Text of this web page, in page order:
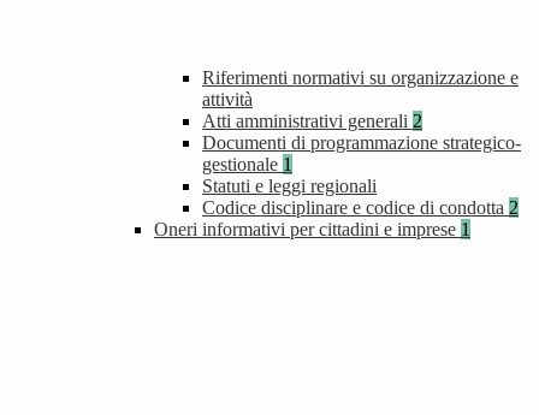
Riferimenti normativi su organizzazione e
attività
Atti amministrativi generali 2
Documenti di programmazione strategico-
gestionale 1
Statuti e leggi regionali
Codice disciplinare e codice di condotta 2
Oneri informativi per cittadini e imprese 1